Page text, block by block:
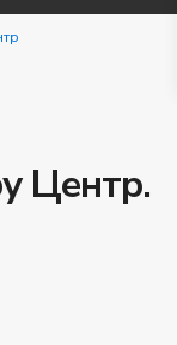
Центр.